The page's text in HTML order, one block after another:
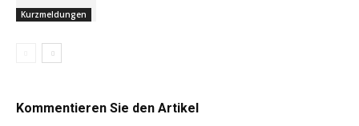
Kurzmeldungen
Kommentieren Sie den Artikel